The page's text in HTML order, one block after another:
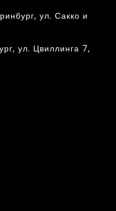
ул. Сакко и
ул. Цвиллинга 7,